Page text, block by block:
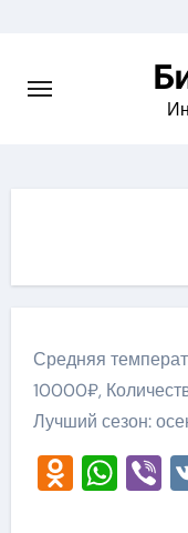
content
Средняя
10000₽,
Лучший сезон: